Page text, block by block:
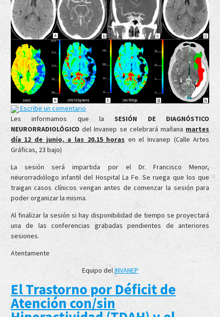
Escribe un comentario
Les informamos que laSESIÓN DE DIAGNÓSTICO
NEURORRADIOLÓGICO del Invanep se celebrará mañana martes
día 12 de junio, a las 20.15 horas en el Invanep (Calle Artes
Gráficas, 23 bajo)
La sesión será impartida por el Dr. Francisco Menor,
neurorradiólogo infantil del Hospital La Fe. Se ruega que los que
traigan casos clínicos vengan antes de comenzar la sesión para
poder organizar la misma.
Al finalizar la sesión si hay disponibilidad de tiempo se proyectará
una de las conferencias grabadas pendientes de anteriores
sesiones.
Atentamente
Equipo delINVANEP
El Trastorno por Déficit de
Atención con/sin